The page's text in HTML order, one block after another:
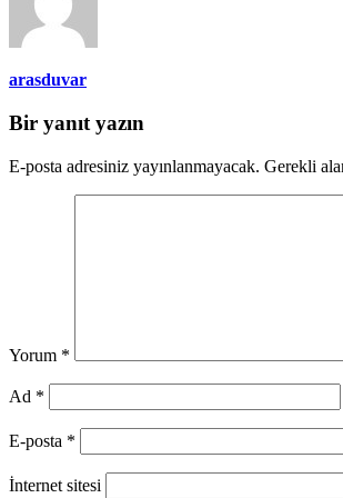
arasduvar
Bir yanıt yazın
E-posta adresiniz yayınlanmayacak. Gerekli
Yorum *
Ad *
E-posta *
İnternet sitesi